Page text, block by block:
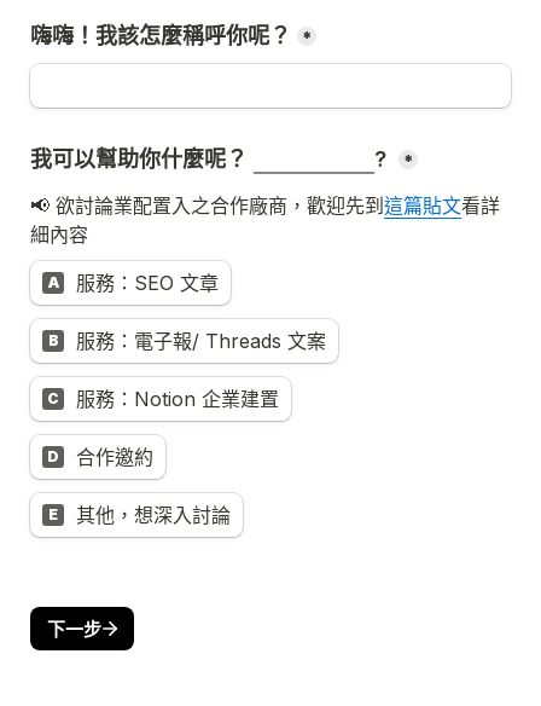
嗨嗨！我該怎麼稱呼你呢？ *
我可以幫助你什麼呢？ ? *
📢 欲討論業配置入之合作廠商，歡迎先到 這篇貼文看詳
A 服務：SEO 文章
B 服務：電子報/ Threads 文案
C 服務：Notion 企業建置
D 合作邀約
E 其他，想深入討論
下一步